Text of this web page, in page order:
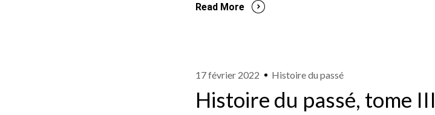
Read More
17 février 2022 Histoire du passé
Histoire du passé, tome III